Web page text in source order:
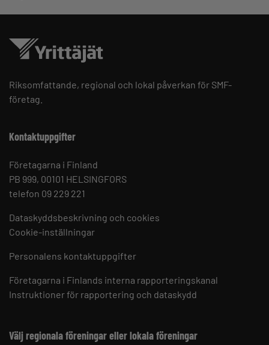
Riksomfattande, regional och lokal påverkan för SMF-
företag.
Kontaktuppgifter
Företagarna i Finland
PB 999, 00101 HELSINGFORS
telefon 09 229 221
Dataskyddsbeskrivning och cookies
Cookie-inställningar
Personalens kontaktuppgifter
Företagarna i Finlands interna rapporteringskanal
Instruktioner för rapportering och dataskydd
Välj regionala föreningar eller lokala föreningar